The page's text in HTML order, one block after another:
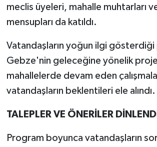
meclis üyeleri, mahalle muhtarları
mensupları da katıldı.
Vatandaşların yoğun ilgi
Gebze'nin geleceğine yönelik
mahallelerde devam eden
vatandaşların beklentileri ele alındı.
TALEPLER VE ÖNERİLER DİNLENDİ
Program boyunca vatandaşların